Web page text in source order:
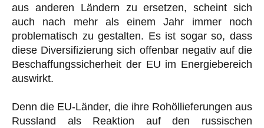
aus anderen Ländern zu ersetzen, scheint sich
auch nach mehr als einem Jahr immer noch
problematisch zu gestalten. Es ist sogar so, dass
diese Diversifizierung sich offenbar negativ auf die
Beschaffungssicherheit der EU im Energiebereich
auswirkt.
Denn die EU-Länder, die ihre Rohöllieferungen aus
Russland als Reaktion auf den russischen